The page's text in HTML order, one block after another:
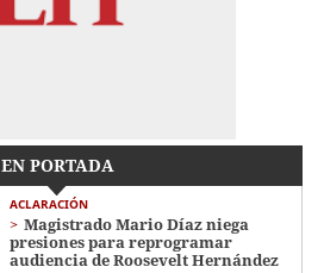
EN PORTADA
ACLARACIÓN
Magistrado Mario Díaz niega
presiones para reprogramar
audiencia de Roosevelt Hernández